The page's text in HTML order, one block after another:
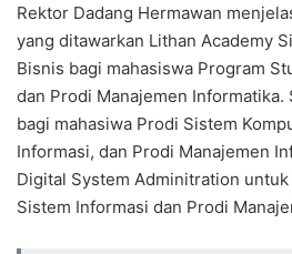
Rektor Dadang Hermawan
yang ditawarkan Lithan Academy
Bisnis bagi mahasiswa Program
dan Prodi Manajemen
bagi mahasiwa Prodi Sistem
Informasi, dan Prodi Manajemen
Digital System Adminitration
Sistem Informasi dan Prodi